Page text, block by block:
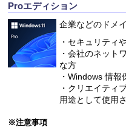
Proエディション
企業などのドメ
・セキュリティ
・会社のネット
な方
・Windows 情
・クリエイティ
用途として使用
※注意事項